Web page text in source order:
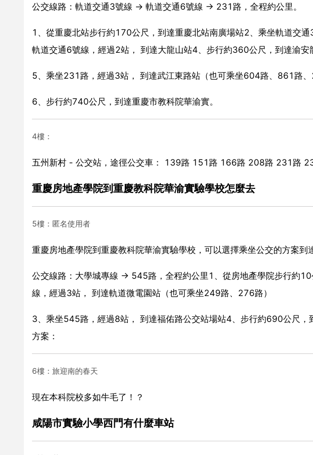
公交線路：軌道交通3號線 → 軌道交通6號線 → 231路，全程約公里。
1、從重慶北站步行約170公尺，到達重慶北站南廣場站2、乘坐軌道交
軌道交通6號線，經過2站， 到達大龍山站4、步行約360公尺，到達渝安
5、乘坐231路，經過3站， 到達武江東路站（也可乘坐604路、861路、
6、步行約740公尺，到達重慶市教科院華渝實。
4樓：
五州新村 - 公交站，途徑公交車： 139路 151路 166路 208路 231路
重慶房地產學院到重慶教科院華渝實驗學校怎麼去
5樓：匿名使用者
重慶房地產學院到重慶教科院華渝實驗學校，可以選擇乘坐公交的方案到
公交線路：大學城專線 → 545路，全程約公里1、從房地產學院步行約
線，經過3站， 到達軌道微電園站（也可乘坐249路、276路）
3、乘坐545路，經過8站， 到達福佑路公交站場站4、步行約690公尺，
方案：
6樓：旅迎南的春天
現在本科院校多如牛毛了！？
咸陽市實驗小學西門有什麼車站